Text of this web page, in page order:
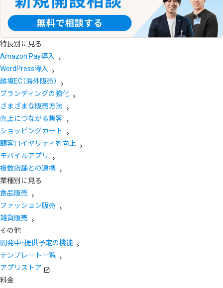
特長別に見る
Amazon Pay導入
WordPress導入
越境EC（海外販売）
ブランディングの強化
さまざまな販売方法
売上につながる集客
ショッピングカート
顧客ロイヤリティを向上
モバイルアプリ
複数店舗との連携
業種別に見る
食品販売
ファッション販売
雑貨販売
その他
開発中・提供予定の機能
テンプレート一覧
アプリストア
料金